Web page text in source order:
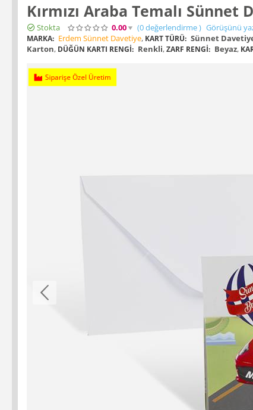
Kırmızı Araba Temalı Sünnet
Stokta 0.00 (0değerlendirme) Görüşünü
MARKA: Erdem Sünnet Davetiye, KART TÜRÜ: Sünnet
Karton, DÜĞÜN KARTI RENGI: Renkli,ZARF RENGI: Beyaz,
Siparişe Özel Üretim